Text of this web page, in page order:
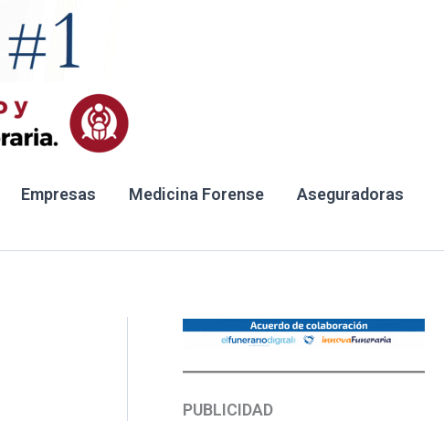
Empresas Medicina Forense
Aseguradoras
PUBLICIDAD